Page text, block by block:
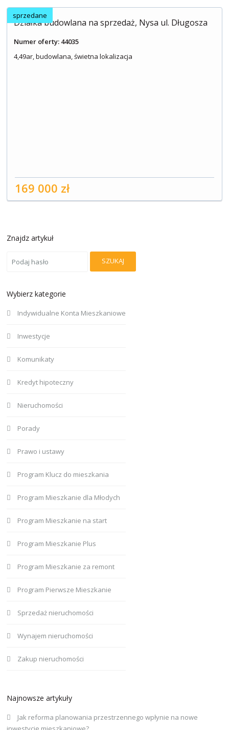
sprzedane
Działka budowlana na sprzedaż, Nysa ul. Długosza
Numer oferty: 44035
4,49ar, budowlana, świetna lokalizacja
169 000 zł
Znajdz artykuł
SZUKAJ
Wybierz kategorie
Indywidualne Konta Mieszkaniowe
Inwestycje
Komunikaty
Kredyt hipoteczny
Nieruchomości
Porady
Prawo i ustawy
Program Klucz do mieszkania
Program Mieszkanie dla Młodych
Program Mieszkanie na start
Program Mieszkanie Plus
Program Mieszkanie za remont
Program Pierwsze Mieszkanie
Sprzedaż nieruchomości
Wynajem nieruchomości
Zakup nieruchomości
Najnowsze artykuły
Jak reforma planowania przestrzennego wpłynie na nowe